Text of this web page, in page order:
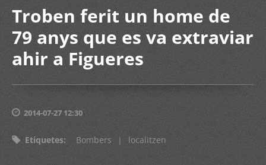
Troben ferit un home de
79 anys que es va extraviar
ahir a Figueres
2014-07-27 12:30
Etiquetes: Bombers | localitzen